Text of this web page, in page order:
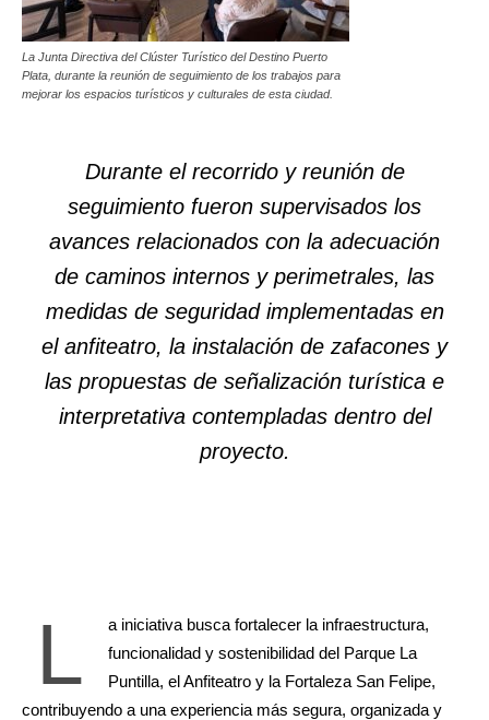
La Junta Directiva del Clúster Turístico del Destino Puerto
Plata, durante la reunión de seguimiento de los trabajos para
mejorar los espacios turísticos y culturales de esta ciudad.
Durante el recorrido y reunión de
seguimiento fueron supervisados los
avances relacionados con la adecuación
de caminos internos y perimetrales, las
medidas de seguridad implementadas en
el anfiteatro, la instalación de zafacones y
las propuestas de señalización turística e
interpretativa contempladas dentro del
proyecto.
L
a iniciativa busca fortalecer la infraestructura,
funcionalidad y sostenibilidad del Parque La
Puntilla, el Anfiteatro y la Fortaleza San Felipe,
contribuyendo a una experiencia más segura, organizada y